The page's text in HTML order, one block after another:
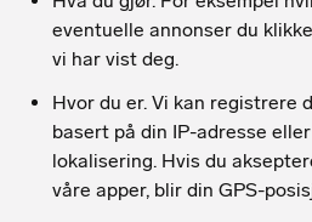
eventuelle annonser du
vi har vist deg.
Hvor du er. Vi kan registrere
basert på din IP-adresse
lokalisering. Hvis du
våre apper, blir din GPS-